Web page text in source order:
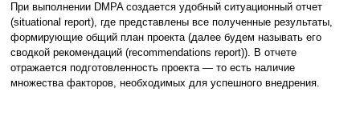
При выполнении DMPA создается удобный ситуационный отчет
(situational report), где представлены все полученные результаты,
формирующие общий план проекта (далее будем называть его
сводкой рекомендаций (recommendations report)). В отчете
отражается подготовленность проекта — то есть наличие
множества факторов, необходимых для успешного внедрения.